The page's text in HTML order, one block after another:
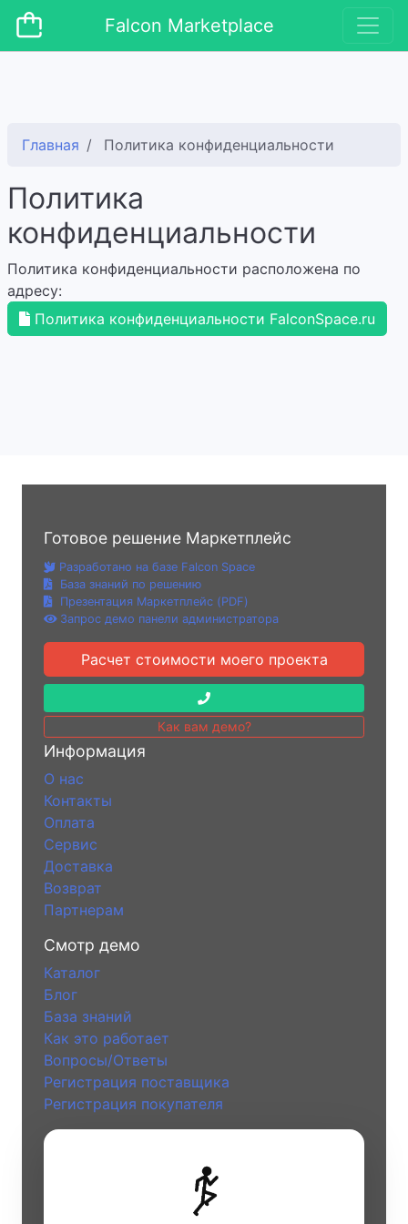
Falcon Marketplace
Главная Политика конфиденциальности
Политика
конфиденциальности
Политика конфиденциальности расположена по
адресу:
Политика конфиденциальности FalconSpace.ru
Готовое решение Маркетплейс
Разработано на базе Falcon Space
База знаний по решению
Презентация Маркетплейс (PDF)
Запрос демо панели администратора
Расчет стоимости моего проекта
Как вам демо?
Информация
О нас
Контакты
Оплата
Сервис
Доставка
Возврат
Партнерам
Смотр демо
Каталог
Блог
База знаний
Как это работает
Вопросы/Ответы
Регистрация поставщика
Регистрация покупателя